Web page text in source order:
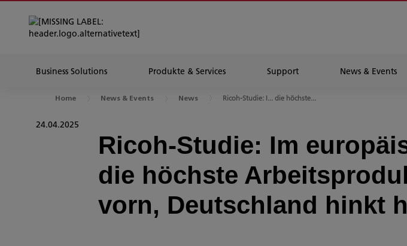
Business Solutions Produkte & Services Support News & Events
Home News & Events News Ricoh-Studie: I... die höchste...
24.04.2025
Ricoh-Studie: Im
die höchste
vorn, Deutschland hinkt